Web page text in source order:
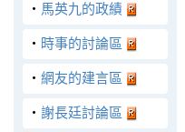
‧ 馬英九的政績
‧ 時事的討論區
‧ 網友的建言區
‧ 謝長廷討論區